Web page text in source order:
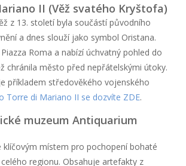
II (Věž svatého Kryštofa)
z 13. století byla součástí původního
a dnes slouží jako symbol Oristana.
Roma a nabízí úchvatný pohled do
chránila město před nepřátelskými útoky.
příkladem středověkého vojenského
Torre di Mariano II se dozvíte ZDE.
muzeum Antiquarium
místem pro pochopení bohaté
regionu. Obsahuje artefakty z